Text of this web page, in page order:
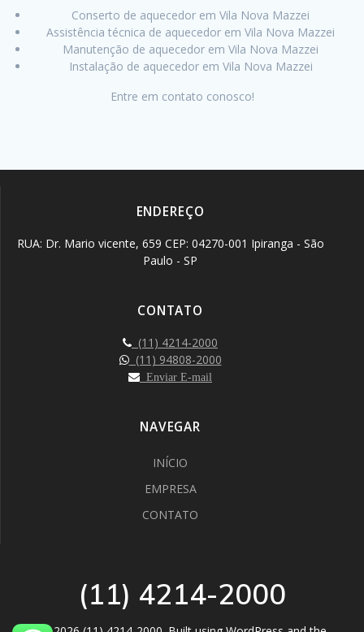
Conserto de aquecedor em Vila Nova Mazzei
Assistência técnica de aquecedor em Vila Nova Mazzei
Manutenção de aquecedor em Vila Nova Mazzei
Instalação de aquecedor em Vila Nova Mazzei
Entre em contato conosco!
ENDEREÇO
RUA: Dr. Mario vicente, 659 CEP: 04270-001 Ipiranga - São
Paulo - SP
CONTATO
(11) 4214-2000
(11) 94808-2000
Enviar E-mail
NAVEGAR
INÍCIO
EMPRESA
CONTATO
(11) 4214-2000